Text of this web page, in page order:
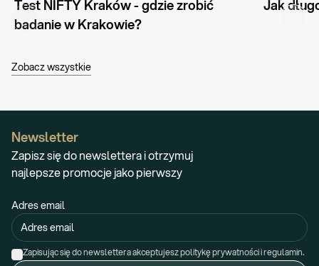
Test NIFTY Kraków - gdzie zrobić
badanie w Krakowie?
Jak
Zobacz wszystkie
Newsletter
Zapisz się do newslettera i otrzymuj
najlepsze promocje jako pierwszy
Adres email
Zapisując się do newslettera akceptujesz politykę prywatności i regulamin.